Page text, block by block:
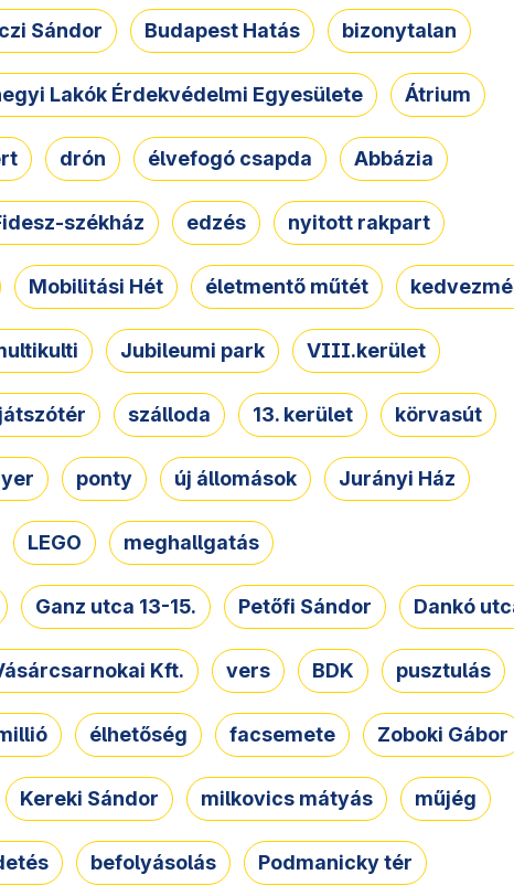
Sándor Budapest Hatás bizonytalan
Lakók Érdekvédelmi Egyesülete Átrium
drón élvefogó csapda Abbázia
székház edzés nyitott rakpart
Mobilitási Hét életmentő műtét
Jubileumi park VIII.kerület
szálloda 13. kerület körvasút
ponty új állomások Jurányi Ház
LEGO meghallgatás
Ganz utca 13-15. Petőfi Sándor Dankó
Kft. vers BDK pusztulás
élhetőség facsemete Zoboki Gábor
Kereki Sándor milkovics mátyás műjég
befolyásolás Podmanicky tér